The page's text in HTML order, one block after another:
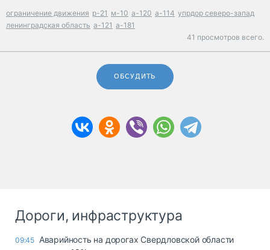
ограничение движения р-21 м-10 а-120 а-114 упрдор северо-запад
ленинградская область а-121 а-181
41 просмотров всего.
ОБСУДИТЬ
Дороги, инфраструктура
09:45 Аварийность на дорогах Свердловской области